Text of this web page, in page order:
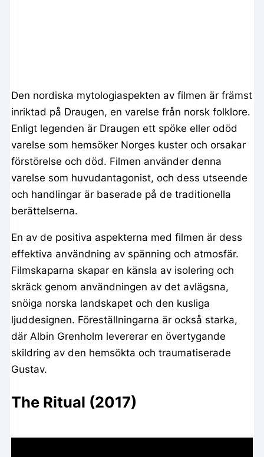
Den nordiska mytologiaspekten av filmen är främst
inriktad på Draugen, en varelse från norsk folklore.
Enligt legenden är Draugen ett spöke eller odöd
varelse som hemsöker Norges kuster och orsakar
förstörelse och död. Filmen använder denna
varelse som huvudantagonist, och dess utseende
och handlingar är baserade på de traditionella
berättelserna.
En av de positiva aspekterna med filmen är dess
effektiva användning av spänning och atmosfär.
Filmskaparna skapar en känsla av isolering och
skräck genom användningen av det avlägsna,
snöiga norska landskapet och den kusliga
ljuddesignen. Föreställningarna är också starka,
där Albin Grenholm levererar en övertygande
skildring av den hemsökta och traumatiserade
Gustav.
The Ritual (2017)